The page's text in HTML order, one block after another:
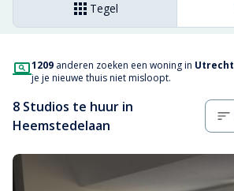
Tegel
1209 anderen zoeken een woning in Utrecht
je je nieuwe thuis niet misloopt.
8 Studios te huur in
Heemstedelaan